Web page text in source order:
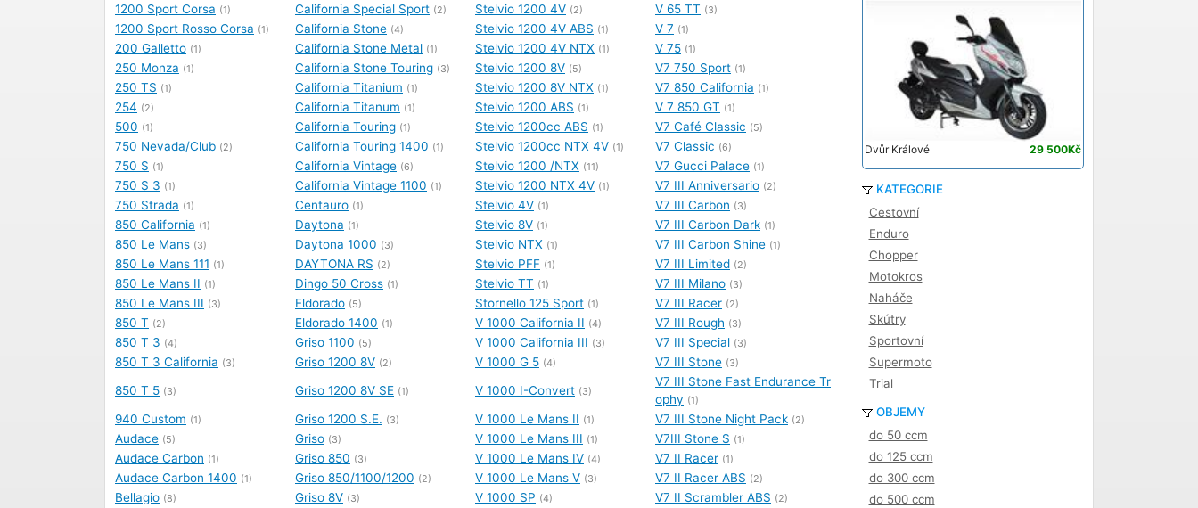
1200 Sport Corsa (1) California Special Sport (2) Stelvio 1200 4V (2) V 65 TT (3)
1200 Sport Rosso Corsa (1) California Stone (4) Stelvio 1200 4V ABS (1) V 7 (1)
200 Galletto (1) California Stone Metal (1) Stelvio 1200 4V NTX (1) V 75 (1)
250 Monza (1) California Stone Touring (3) Stelvio 1200 8V (5) V7 750 Sport (1)
250 TS (1) California Titanium (1) Stelvio 1200 8V NTX (1) V7 850 California (1)
254 (2) California Titanum (1) Stelvio 1200 ABS (1) V 7 850 GT (1)
500 (1) California Touring (1) Stelvio 1200cc ABS (1) V7 Café Classic (5)
750 Nevada/Club (2) California Touring 1400 (1) Stelvio 1200cc NTX 4V (1) V7 Classic (6)
750 S (1) California Vintage (6) Stelvio 1200 /NTX (11) V7 Gucci Palace (1)
750 S 3 (1) California Vintage 1100 (1) Stelvio 1200 NTX 4V (1) V7 III Anniversario (2)
750 Strada (1) Centauro (1) Stelvio 4V (1) V7 III Carbon (3)
850 California (1) Daytona (1) Stelvio 8V (1) V7 III Carbon Dark (1)
850 Le Mans (3) Daytona 1000 (3) Stelvio NTX (1) V7 III Carbon Shine (1)
850 Le Mans 111 (1) DAYTONA RS (2) Stelvio PFF (1) V7 III Limited (2)
850 Le Mans II (1) Dingo 50 Cross (1) Stelvio TT (1) V7 III Milano (3)
850 Le Mans III (3) Eldorado (5) Stornello 125 Sport (1) V7 III Racer (2)
850 T (2) Eldorado 1400 (1) V 1000 California II (4) V7 III Rough (3)
850 T 3 (4) Griso 1100 (5) V 1000 California III (3) V7 III Special (3)
850 T 3 California (3) Griso 1200 8V (2) V 1000 G 5 (4) V7 III Stone (3)
850 T 5 (3) Griso 1200 8V SE (1) V 1000 I-Convert (3)
V7 III Stone Fast Endurance Tr
ophy (1)
940 Custom (1) Griso 1200 S.E. (3) V 1000 Le Mans II (1) V7 III Stone Night Pack (2)
Audace (5) Griso (3) V 1000 Le Mans III (1) V7III Stone S (1)
Audace Carbon (1) Griso 850 (3) V 1000 Le Mans IV (4) V7 II Racer (1)
Audace Carbon 1400 (1) Griso 850/1100/1200 (2) V 1000 Le Mans V (3) V7 II Racer ABS (2)
Bellagio (8) Griso 8V (3) V 1000 SP (4) V7 II Scrambler ABS (2)
29 500Kč
Dvůr Králové
KATEGORIE
Cestovní
Enduro
Chopper
Motokros
Naháče
Skútry
Sportovní
Supermoto
Trial
OBJEMY
do 50 ccm
do 125 ccm
do 300 ccm
do 500 ccm